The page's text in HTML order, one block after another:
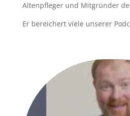
Altenpfleger und Mitgründer
Er bereichert viele unserer